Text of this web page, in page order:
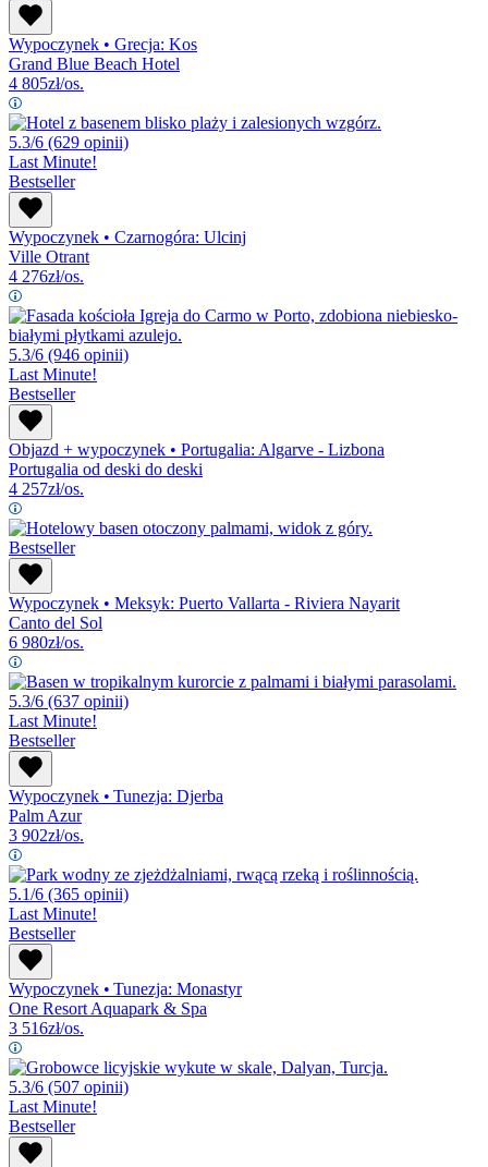
Wypoczynek • Grecja: Kos
Grand Blue Beach Hotel
4 805zł/os.
5.3/6 (629 opinii)
Last Minute!
Bestseller
Wypoczynek • Czarnogóra: Ulcinj
Ville Otrant
4 276zł/os.
5.3/6 (946 opinii)
Last Minute!
Bestseller
Objazd + wypoczynek • Portugalia: Algarve - Lizbona
Portugalia od deski do deski
4 257zł/os.
Bestseller
Wypoczynek • Meksyk: Puerto Vallarta - Riviera Nayarit
Canto del Sol
6 980zł/os.
5.3/6 (637 opinii)
Last Minute!
Bestseller
Wypoczynek • Tunezja: Djerba
Palm Azur
3 902zł/os.
5.1/6 (365 opinii)
Last Minute!
Bestseller
Wypoczynek • Tunezja: Monastyr
One Resort Aquapark & Spa
3 516zł/os.
5.3/6 (507 opinii)
Last Minute!
Bestseller